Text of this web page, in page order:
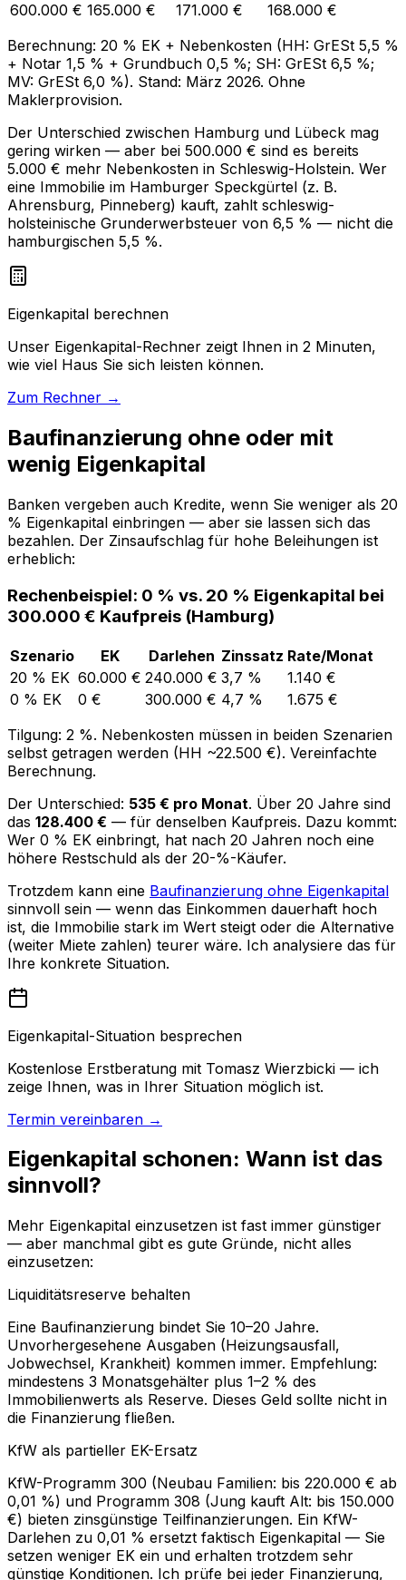
600.000 € 165.000 € 171.000 €
168.000 €
Berechnung: 20 % EK + Nebenkosten (HH: GrESt 5,5 %
+ Notar 1,5 % + Grundbuch 0,5 %; SH: GrESt 6,5 %;
MV: GrESt 6,0 %). Stand: März 2026. Ohne
Maklerprovision.
Der Unterschied zwischen Hamburg und Lübeck mag
gering wirken — aber bei 500.000 € sind es bereits
5.000 € mehr Nebenkosten in Schleswig-Holstein. Wer
eine Immobilie im Hamburger Speckgürtel (z. B.
Ahrensburg, Pinneberg) kauft, zahlt schleswig-
holsteinische Grunderwerbsteuer von 6,5 % — nicht die
hamburgischen 5,5 %.
Eigenkapital berechnen
Unser Eigenkapital-Rechner zeigt Ihnen in 2 Minuten,
wie viel Haus Sie sich leisten können.
Zum Rechner →
Baufinanzierung ohne oder mit
wenig Eigenkapital
Banken vergeben auch Kredite, wenn Sie weniger als 20
% Eigenkapital einbringen — aber sie lassen sich das
bezahlen. Der Zinsaufschlag für hohe Beleihungen ist
erheblich:
Rechenbeispiel: 0 % vs. 20 % Eigenkapital bei
300.000 € Kaufpreis (Hamburg)
Szenario EK Darlehen Zinssatz Rate/Monat
20 % EK 60.000 € 240.000 € 3,7 %
1.140 €
0 % EK
0 € 300.000 € 4,7 %
1.675 €
Tilgung: 2 %. Nebenkosten müssen in beiden Szenarien
selbst getragen werden (HH ~22.500 €). Vereinfachte
Berechnung.
Der Unterschied: 535 € pro Monat. Über 20 Jahre sind
das 128.400 € — für denselben Kaufpreis. Dazu kommt:
Wer 0 % EK einbringt, hat nach 20 Jahren noch eine
höhere Restschuld als der 20-%-Käufer.
Trotzdem kann eine Baufinanzierung ohne Eigenkapital
sinnvoll sein — wenn das Einkommen dauerhaft hoch
ist, die Immobilie stark im Wert steigt oder die Alternative
(weiter Miete zahlen) teurer wäre. Ich analysiere das für
Ihre konkrete Situation.
Eigenkapital-Situation besprechen
Kostenlose Erstberatung mit Tomasz Wierzbicki — ich
zeige Ihnen, was in Ihrer Situation möglich ist.
Termin vereinbaren →
Eigenkapital schonen: Wann ist das
sinnvoll?
Mehr Eigenkapital einzusetzen ist fast immer günstiger
— aber manchmal gibt es gute Gründe, nicht alles
einzusetzen:
Liquiditätsreserve behalten
Eine Baufinanzierung bindet Sie 10–20 Jahre.
Unvorhergesehene Ausgaben (Heizungsausfall,
Jobwechsel, Krankheit) kommen immer. Empfehlung:
mindestens 3 Monatsgehälter plus 1–2 % des
Immobilienwerts als Reserve. Dieses Geld sollte nicht in
die Finanzierung fließen.
KfW als partieller EK-Ersatz
KfW-Programm 300 (Neubau Familien: bis 220.000 € ab
0,01 %) und Programm 308 (Jung kauft Alt: bis 150.000
€) bieten zinsgünstige Teilfinanzierungen. Ein KfW-
Darlehen zu 0,01 % ersetzt faktisch Eigenkapital — Sie
setzen weniger EK ein und erhalten trotzdem sehr
günstige Konditionen. Ich prüfe bei jeder Finanzierung,